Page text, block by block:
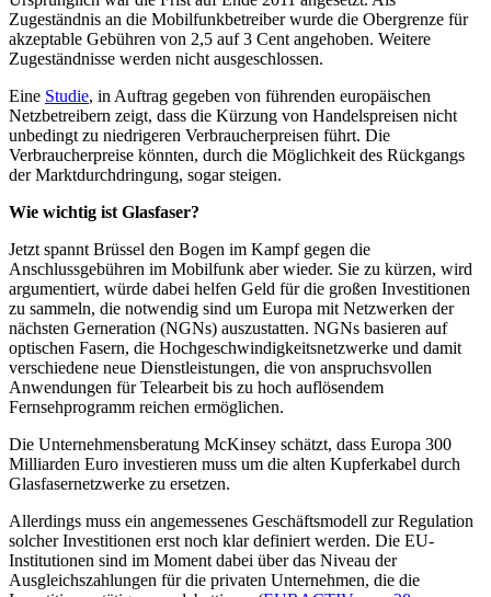
Zugeständnis an die Mobilfunkbetreiber wurde die Obergrenze für
akzeptable Gebühren von 2,5 auf 3 Cent angehoben. Weitere
Zugeständnisse werden nicht ausgeschlossen.
Eine Studie, in Auftrag gegeben von führenden europäischen
Netzbetreibern zeigt, dass die Kürzung von Handelspreisen nicht
unbedingt zu niedrigeren Verbraucherpreisen führt. Die
Verbraucherpreise könnten, durch die Möglichkeit des Rückgangs
der Marktdurchdringung, sogar steigen.
Wie wichtig ist Glasfaser?
Jetzt spannt Brüssel den Bogen im Kampf gegen die
Anschlussgebühren im Mobilfunk aber wieder. Sie zu kürzen, wird
argumentiert, würde dabei helfen Geld für die großen Investitionen
zu sammeln, die notwendig sind um Europa mit Netzwerken der
nächsten Gerneration (NGNs) auszustatten. NGNs basieren auf
optischen Fasern, die Hochgeschwindigkeitsnetzwerke und damit
verschiedene neue Dienstleistungen, die von anspruchsvollen
Anwendungen für Telearbeit bis zu hoch auflösendem
Fernsehprogramm reichen ermöglichen.
Die Unternehmensberatung McKinsey schätzt, dass Europa 300
Milliarden Euro investieren muss um die alten Kupferkabel durch
Glasfasernetzwerke zu ersetzen.
Allerdings muss ein angemessenes Geschäftsmodell zur Regulation
solcher Investitionen erst noch klar definiert werden. Die EU-
Institutionen sind im Moment dabei über das Niveau der
Ausgleichszahlungen für die privaten Unternehmen, die die